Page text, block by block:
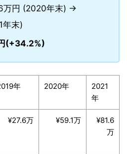
万円 (2020年末) →
年末)
(+34.2%)
年 2020年
2021
年
¥27.6万 ¥59.1万
¥81.6
万